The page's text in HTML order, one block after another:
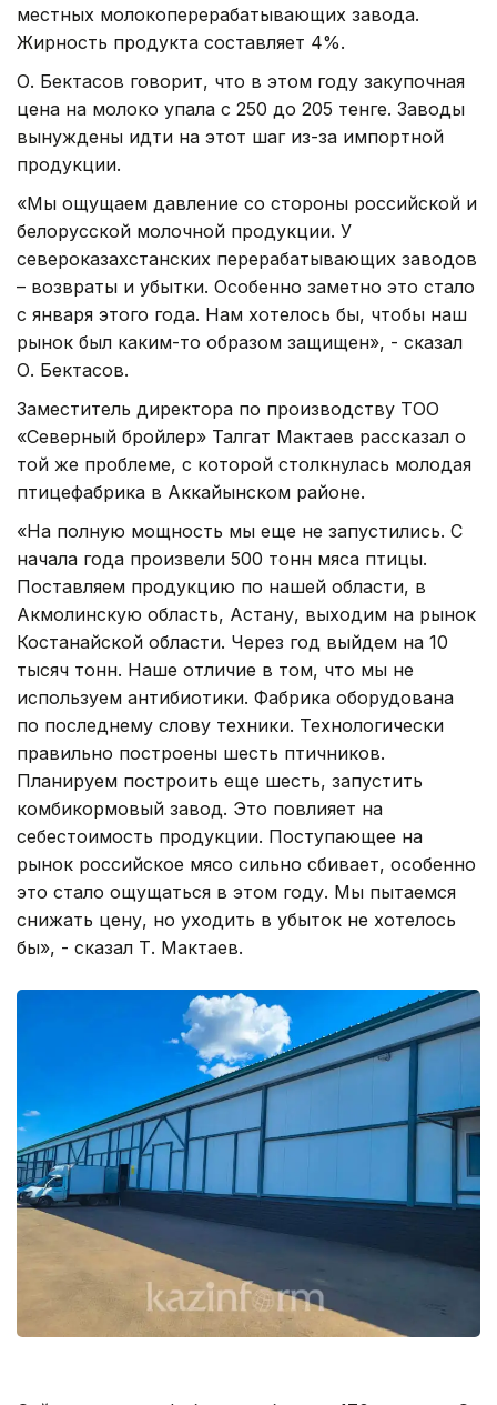
местных молокоперерабатывающих завода.
Жирность продукта составляет 4%.
О. Бектасов говорит, что в этом году закупочная
цена на молоко упала с 250 до 205 тенге. Заводы
вынуждены идти на этот шаг из-за импортной
продукции.
«Мы ощущаем давление со стороны российской и
белорусской молочной продукции. У
североказахстанских перерабатывающих заводов
– возвраты и убытки. Особенно заметно это стало
с января этого года. Нам хотелось бы, чтобы наш
рынок был каким-то образом защищен», - сказал
О. Бектасов.
Заместитель директора по производству ТОО
«Северный бройлер» Талгат Мактаев рассказал о
той же проблеме, с которой столкнулась молодая
птицефабрика в Аккайынском районе.
«На полную мощность мы еще не запустились. С
начала года произвели 500 тонн мяса птицы.
Поставляем продукцию по нашей области, в
Акмолинскую область, Астану, выходим на рынок
Костанайской области. Через год выйдем на 10
тысяч тонн. Наше отличие в том, что мы не
используем антибиотики. Фабрика оборудована
по последнему слову техники. Технологически
правильно построены шесть птичников.
Планируем построить еще шесть, запустить
комбикормовый завод. Это повлияет на
себестоимость продукции. Поступающее на
рынок российское мясо сильно сбивает, особенно
это стало ощущаться в этом году. Мы пытаемся
снижать цену, но уходить в убыток не хотелось
бы», - сказал Т. Мактаев.